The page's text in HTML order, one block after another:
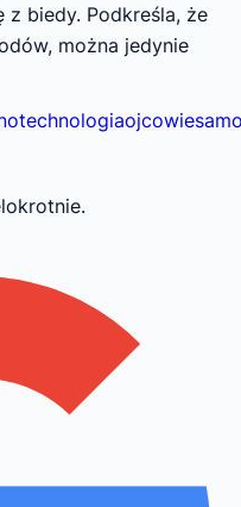
z biedy. Podkreśla, że
można jedynie
ojcowie